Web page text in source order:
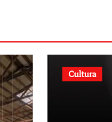
Cultura